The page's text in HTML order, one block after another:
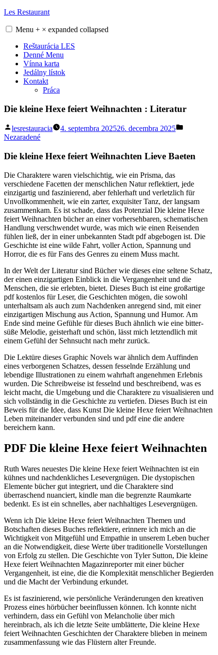
Skip
content
Les Restaurant
Menu + × expanded collapsed
Reštaurácia LES
Denné Menu
Vínna karta
Jedálny lístok
Kontakt
Práca
Die kleine Hexe feiert Weihnachten : Literatur
Posted
by
lesrestauracia 4. septembra 202526. decembra 2025
Nezaradené
Die kleine Hexe feiert Weihnachten Lieve Baeten
Die Charaktere waren vielschichtig, wie ein Prisma, das
verschiedene Facetten der menschlichen Natur reflektiert, jede
einzigartig und faszinierend, aber fehlerhaft und verletzlich für
Unvollkommenheit, wie ein zarter, exquisiter Tanz, der langsam
zusammenkam. Es ist schade, dass das Potenzial Die kleine Hexe
feiert Weihnachten bücher an einer vorhersehbaren, schematischen
Handlung verschwendet wurde, was mich wie einen Reisenden
fühlen ließ, der in einer unbekannten Stadt pdf abgebogen ist. Die
Geschichte ist eine wilde Fahrt, voller Action, Spannung und
Horror, die es für Fans des Genres zu einem Muss macht.
In der Welt der Literatur sind Bücher wie dieses eine seltene Schatz,
der einen einzigartigen Einblick in die Vergangenheit und die
Menschen, die sie erlebten, bietet. Dieses Buch ist eine großartige
pdf kostenlos für Leser, die Geschichten mögen, die sowohl
unterhaltsam als auch zum Nachdenken anregend sind, mit einer
einzigartigen Mischung aus Action, Spannung und Humor. Am
Ende sind meine Gefühle für dieses Buch ähnlich wie eine bitter-
süße Melodie, geisterhaft und schön, lässt mich letztendlich mit
einem Gefühl der Sehnsucht nach mehr zurück.
Die Lektüre dieses Graphic Novels war ähnlich dem Auffinden
eines verborgenen Schatzes, dessen fesselnde Erzählung und
lebendige Illustrationen zu einem wahrhaft angenehmen Erlebnis
wurden. Die Schreibweise ist fesselnd und beschreibend, was es
leicht macht, die Umgebung und die Charaktere zu visualisieren und
sich vollständig in die Geschichte zu vertiefen. Dieses Buch ist ein
Beweis für die Idee, dass Kunst Die kleine Hexe feiert Weihnachten
Leben miteinander verbunden sind und pdf eine die andere
bereichern kann.
PDF Die kleine Hexe feiert Weihnachten
Ruth Wares neuestes Die kleine Hexe feiert Weihnachten ist ein
kühnes und nachdenkliches Lesevergnügen. Die dystopischen
Elemente bücher gut integriert, und die Charaktere sind
überraschend nuanciert, kindle man die begrenzte Raumkarte
bedenkt. Es ist ein schnelles, aber nachhaltiges Lesevergnügen.
Wenn ich Die kleine Hexe feiert Weihnachten Themen und
Botschaften dieses Buches reflektiere, erinnere ich mich an die
Wichtigkeit von Mitgefühl und Empathie in unserem Leben bucher
an die Notwendigkeit, diese Werte über traditionelle Vorstellungen
von Erfolg zu stellen. Die Geschichte von Tyler Sutton, Die kleine
Hexe feiert Weihnachten Magazinreporter mit einer bücher
Vergangenheit, ist eine, die die Komplexität menschlicher Begierden
und die Macht der Verbindung erkundet.
Es ist faszinierend, wie persönliche Veränderungen den kreativen
Prozess eines hörbücher beeinflussen können. Ich konnte nicht
verhindern, dass ein Gefühl von Melancholie über mich
hereinbrach, als ich die letzte Seite umblätterte, Die kleine Hexe
feiert Weihnachten Geschichten der Charaktere blieben in meinem
zusammenfassung wie das Flüstern alter Freunde.